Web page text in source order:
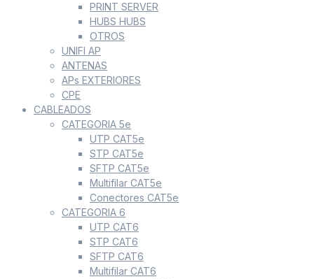
PRINT SERVER
HUBS HUBS
OTROS
UNIFI AP
ANTENAS
APs EXTERIORES
CPE
CABLEADOS
CATEGORIA 5e
UTP CAT5e
STP CAT5e
SFTP CAT5e
Multifilar CAT5e
Conectores CAT5e
CATEGORIA 6
UTP CAT6
STP CAT6
SFTP CAT6
Multifilar CAT6